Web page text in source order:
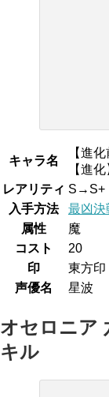
キャラ名
【進
【進
レアリティ S→S+
入手方法
最凶決
属性
魔
コスト
20
印
東方印
声優名
星波
オセロニア
キル